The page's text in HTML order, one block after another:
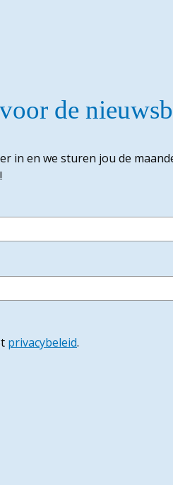
de
in en we sturen jou de
privacybeleid.